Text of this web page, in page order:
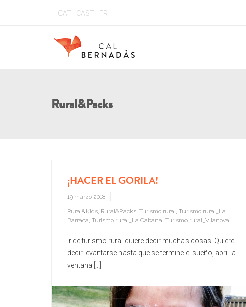
CAT CAST FR
Rural&Packs
¡HACER EL GORILA!
19 marzo 2018
Rural&Kids, Rural&Packs, Turismo rural, Turismo rural_La
Barraca, Turismo rural_La Cabana, Turismo rural_Vilanova
Ir de turismo rural quiere decir muchas cosas. Quiere
decir levantarse hasta que se termine el sueño, abril la
ventana [...]